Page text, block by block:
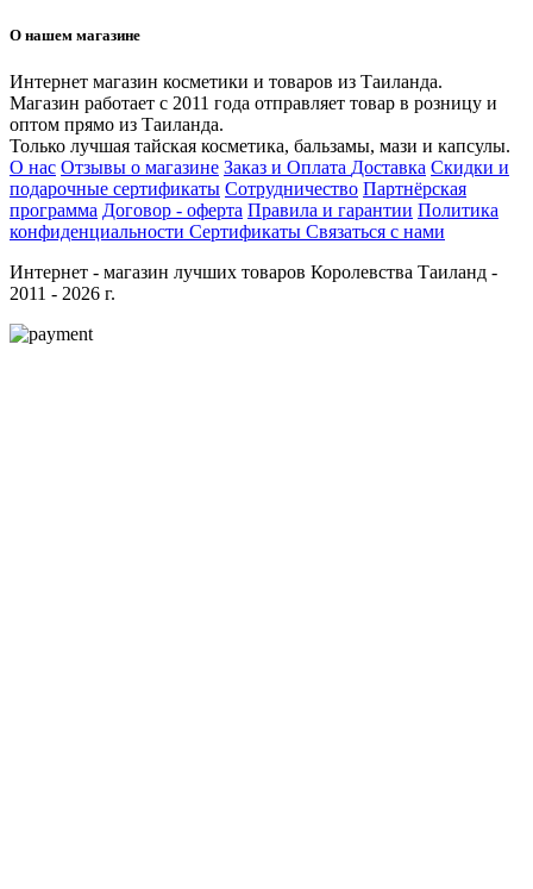
О нашем магазине
Интернет магазин косметики и товаров из Таиланда.
Магазин работает с 2011 года отправляет товар в розницу и
оптом прямо из Таиланда.
Только лучшая тайская косметика, бальзамы, мази и капсулы.
О нас Отзывы о магазине Заказ и Оплата Доставка Скидки и
подарочные сертификаты Сотрудничество Партнёрская
программа Договор - оферта Правила и гарантии Политика
конфиденциальности Сертификаты Связаться с нами
Интернет - магазин лучших товаров Королевства Таиланд -
2011 - 2026 г.